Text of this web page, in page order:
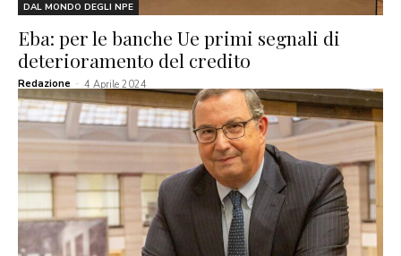
DAL MONDO DEGLI NPE
Eba: per le banche Ue primi segnali di
deterioramento del credito
Redazione - 4 Aprile 2024